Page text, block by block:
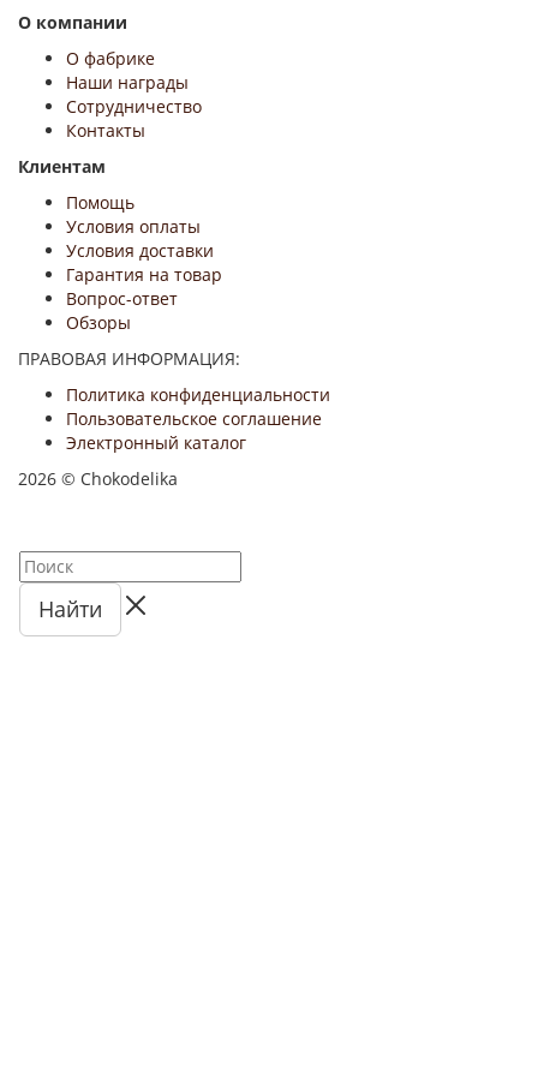
О компании
О фабрике
Наши награды
Сотрудничество
Контакты
Клиентам
Помощь
Условия оплаты
Условия доставки
Гарантия на товар
Вопрос-ответ
Обзоры
ПРАВОВАЯ ИНФОРМАЦИЯ:
Политика конфиденциальности
Пользовательское соглашение
Электронный каталог
2026 © Chokodelika
Найти